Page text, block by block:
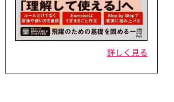
詳しく見る